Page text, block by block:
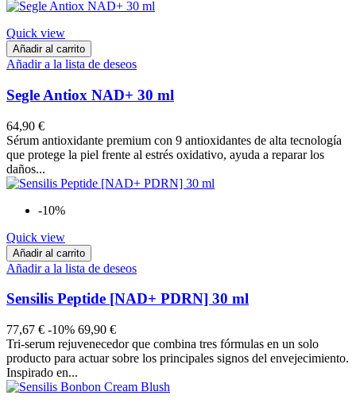
Quick view
Añadir al carrito
Añadir a la lista de deseos
Segle Antiox NAD+ 30 ml
64,90 €
Sérum antioxidante premium con 9 antioxidantes de alta tecnología
que protege la piel frente al estrés oxidativo, ayuda a reparar los
daños...
-10%
Quick view
Añadir al carrito
Añadir a la lista de deseos
Sensilis Peptide [NAD+ PDRN] 30 ml
77,67 € -10% 69,90 €
Tri-serum rejuvenecedor que combina tres fórmulas en un solo
producto para actuar sobre los principales signos del envejecimiento.
Inspirado en...